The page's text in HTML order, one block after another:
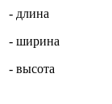
- длина
- ширина
- высота